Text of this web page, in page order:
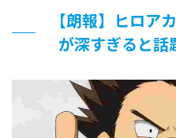
露！透明感が凄い！！
【朗報】齋藤飛鳥、前屈
てしまう…
えてしまう
北原ももさんの挑発!!!
【画像】顔100点、体30
【朗報】ヒロア
が深すぎると話